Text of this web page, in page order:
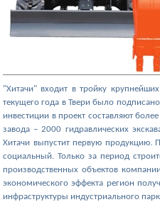
"Хитачи" входит в тройку
текущего года в Твери было
инвестиции в проект составляют более
завода – 2000 гидравлических
Хитачи выпустит первую продукцию.
социальный. Только за период
производственных объектов
экономического эффекта регион
инфраструктуры индустриального